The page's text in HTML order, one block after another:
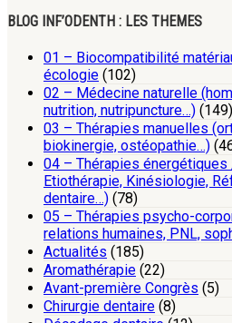
BLOG INF’ODENTH : LES THEMES
01 – Biocompatibilité
écologie (102)
02 – Médecine naturelle
nutrition, nutripuncture…) (149)
03 – Thérapies manuelles
biokinergie, ostéopathie…)
04 – Thérapies énergétiques
Etiothérapie, Kinésiologie,
dentaire…) (78)
05 – Thérapies psycho-
relations humaines, PNL,
Actualités (185)
Aromathérapie (22)
Avant-première Congrès (5)
Chirurgie dentaire (8)